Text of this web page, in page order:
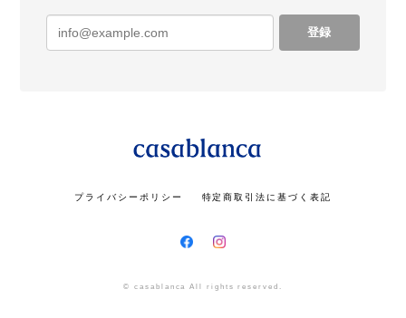
登録
プライバシーポリシー 特定商取引法に基づく表記
© casablanca All rights reserved.